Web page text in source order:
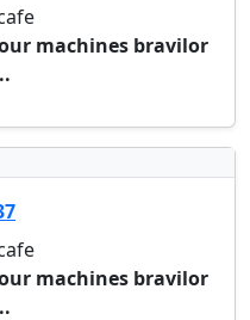
hetre - rideau blanc